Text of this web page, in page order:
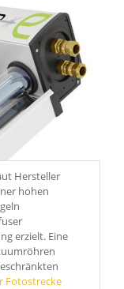
Hersteller
hohen
erzielt. Eine
Fotostrecke